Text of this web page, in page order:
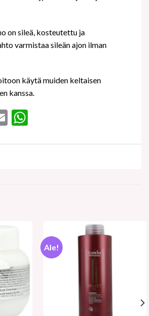
on sileä, kosteutettu ja
varmistaa sileän ajon ilman
käytä muiden keltaisen
kanssa.
EmailWhatsApp
Ale!